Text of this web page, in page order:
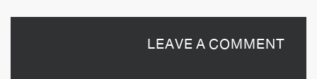
LEAVE A COMMENT